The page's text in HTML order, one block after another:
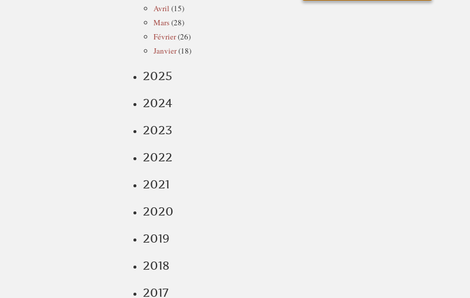
Avril (15)
Mars(28)
Février(26)
Janvier(18)
2025
2024
2023
2022
2021
2020
2019
2018
2017